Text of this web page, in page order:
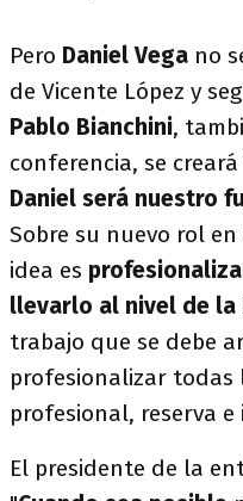
Pero Daniel Vega no
de Vicente López y
Pablo Bianchini,
conferencia, se
Daniel será nuestro
Sobre su nuevo rol
idea es
llevarlo al nivel de la
trabajo que se debe
profesionalizar
profesional, reserva
El presidente de la